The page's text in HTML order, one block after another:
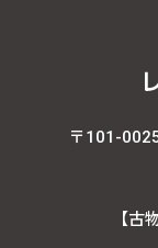
〒101-
【古